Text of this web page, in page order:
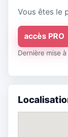
Vous êtes le
accès PRO
Dernière mise